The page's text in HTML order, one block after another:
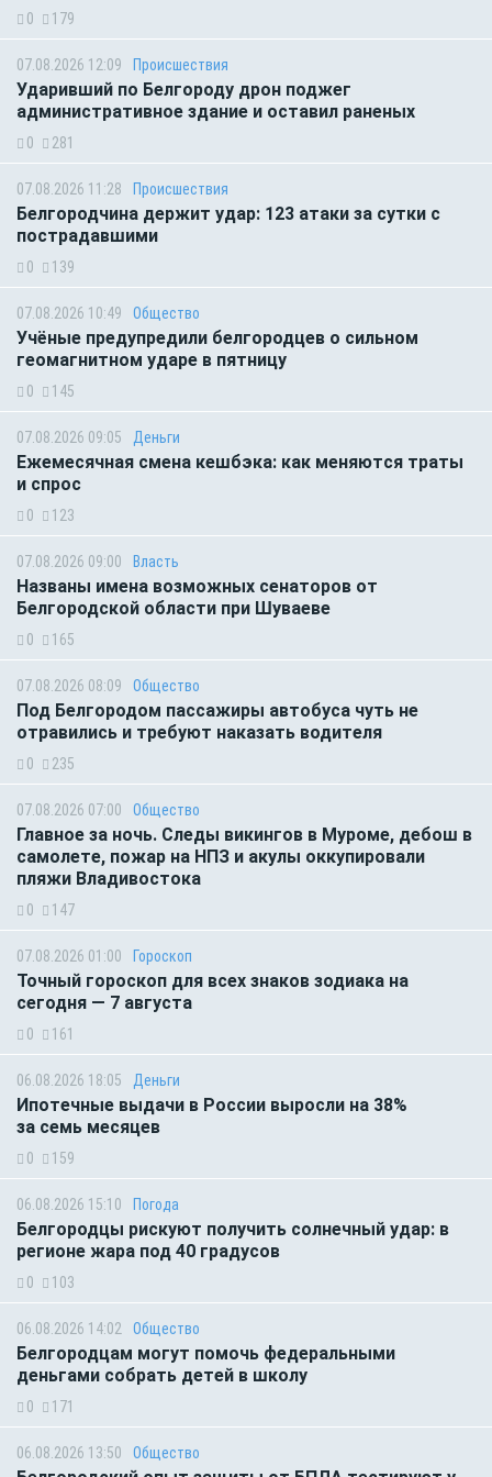
0 179
07.08.2026 12:09 Происшествия
Ударивший по Белгороду дрон поджег
административное здание и оставил раненых
0 281
07.08.2026 11:28 Происшествия
Белгородчина держит удар: 123 атаки за сутки с
пострадавшими
0 139
07.08.2026 10:49 Общество
Учёные предупредили белгородцев о сильном
геомагнитном ударе в пятницу
0 145
07.08.2026 09:05 Деньги
Ежемесячная смена кешбэка: как меняются траты
и спрос
0 123
07.08.2026 09:00 Власть
Названы имена возможных сенаторов от
Белгородской области при Шуваеве
0 165
07.08.2026 08:09 Общество
Под Белгородом пассажиры автобуса чуть не
отравились и требуют наказать водителя
0 235
07.08.2026 07:00 Общество
Главное за ночь. Следы викингов в Муроме, дебош в
самолете, пожар на НПЗ и акулы оккупировали
пляжи Владивостока
0 147
07.08.2026 01:00 Гороскоп
Точный гороскоп для всех знаков зодиака на
сегодня — 7 августа
0 161
06.08.2026 18:05 Деньги
Ипотечные выдачи в России выросли на 38%
за семь месяцев
0 159
06.08.2026 15:10 Погода
Белгородцы рискуют получить солнечный удар: в
регионе жара под 40 градусов
0 103
06.08.2026 14:02 Общество
Белгородцам могут помочь федеральными
деньгами собрать детей в школу
0 171
06.08.2026 13:50 Общество